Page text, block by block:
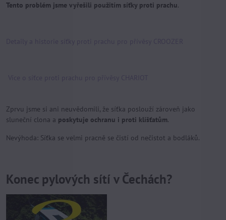
Tento problém jsme vyřešili použitím síťky proti prachu.
Zprvu jsme si ani neuvědomili, že síťka poslouží zároveň jako
sluneční clona a poskytuje ochranu i proti klíšťatům.
Nevýhoda: Síťka se velmi pracně se čistí od nečistot a bodláků.
Konec pylových sítí v Čechách?